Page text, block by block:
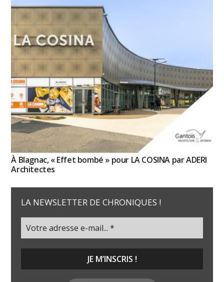
À Blagnac, « Effet bombé » pour LA COSINA par ADERI
Architectes
LA NEWSLETTER DE CHRONIQUES !